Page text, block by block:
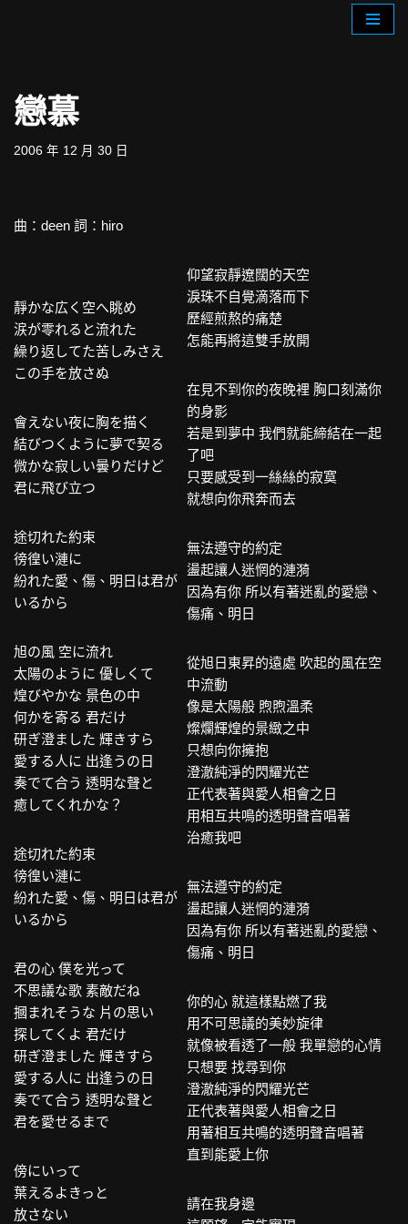
content
戀慕
2006 年 12 月 30 日
曲：deen 詞：hiro
靜かな広く空へ眺め
涙が零れると流れた
繰り返してた苦しみさえ
この手を放さぬ
會えない夜に胸を描く
結びつくように夢で契る
微かな寂しい曇りだけど
君に飛び立つ
途切れた約束
徬徨い漣に
紛れた愛、傷、明日は君が
いるから
旭の風 空に流れ
太陽のように 優しくて
煌びやかな 景色の中
何かを寄る 君だけ
研ぎ澄ました 輝きすら
愛する人に 出逢うの日
奏でて合う 透明な聲と
癒してくれかな？
途切れた約束
徬徨い漣に
紛れた愛、傷、明日は君が
いるから
君の心 僕を光って
不思議な歌 素敵だね
摑まれそうな 片の思い
探してくよ 君だけ
研ぎ澄ました 輝きすら
愛する人に 出逢うの日
奏でて合う 透明な聲と
君を愛せるまで
傍にいって
葉えるよきっと
放さない
仰望寂靜遼闊的天空
淚珠不自覺滴落而下
歷經煎熬的痛楚
怎能再將這雙手放開
在見不到你的夜晚裡 胸口刻滿你
的身影
若是到夢中 我們就能締結在一起
了吧
只要感受到一絲絲的寂寞
就想向你飛奔而去
無法遵守的約定
盪起讓人迷惘的漣漪
因為有你 所以有著迷亂的愛戀、
傷痛、明日
從旭日東昇的遠處 吹起的風在空
中流動
像是太陽般 煦煦溫柔
燦爛輝煌的景緻之中
只想向你擁抱
澄澈純淨的閃耀光芒
正代表著與愛人相會之日
用相互共鳴的透明聲音唱著
治癒我吧
無法遵守的約定
盪起讓人迷惘的漣漪
因為有你 所以有著迷亂的愛戀、
傷痛、明日
你的心 就這樣點燃了我
用不可思議的美妙旋律
就像被看透了一般 我單戀的心情
只想要 找尋到你
澄澈純淨的閃耀光芒
正代表著與愛人相會之日
用著相互共鳴的透明聲音唱著
直到能愛上你
請在我身邊